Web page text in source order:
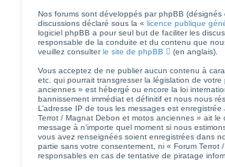
Nos forums sont développés par phpBB
discussions déclaré sous la « licence publique
logiciel phpBB a pour seul but de faciliter les
responsable de la conduite et du contenu que
veuillez consulterle site de phpBB (en anglais).
Vous acceptez de ne publier aucun contenu à
etc. qui pourrait transgresser la législation de
anciennes » est hébergé ou encore la loi
bannissement immédiat et définitif et nous nous
L’adresse IP de tous les messages est
Terrot / Magnat Debon et motos anciennes » ait le
message à n’importe quel moment si nous
vous avez renseignées soient enregistrées dans
partie sans votre consentement, ni « Forum
responsables en cas de tentative de piratage